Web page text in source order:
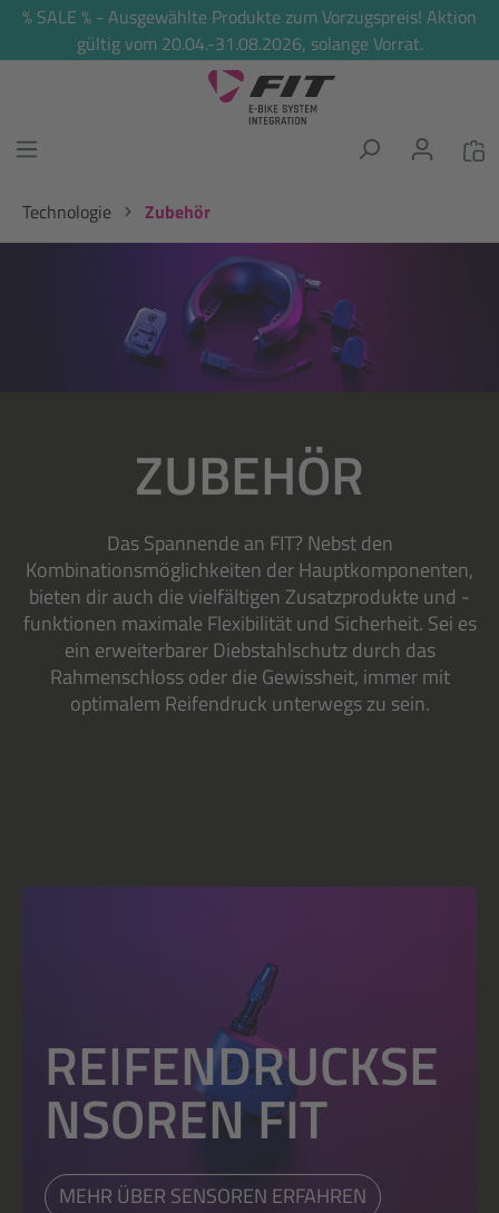
springen
% SALE % - Ausgewählte Produkte zum Vorzugspreis! Aktion
gültig vom 20.04.-31.08.2026, solange Vorrat.
Technologie
Zubehör
ZUBEHÖR
Das Spannende an FIT? Nebst den
Kombinationsmöglichkeiten der Hauptkomponenten,
bieten dir auch die vielfältigen Zusatzprodukte und -
funktionen maximale Flexibilität und Sicherheit. Sei es
ein erweiterbarer Diebstahlschutz durch das
Rahmenschloss oder die Gewissheit, immer mit
optimalem Reifendruck unterwegs zu sein.
REIFENDRUCKSE
NSOREN FIT
MEHR ÜBER SENSOREN ERFAHREN